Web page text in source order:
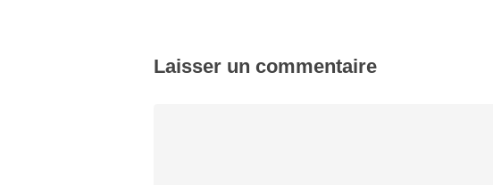
Laisser un commentaire